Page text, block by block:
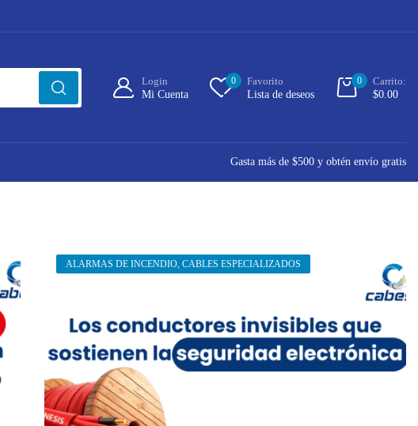
Login
Mi Cuenta
0
Favorito
Lista de deseos
0
Carrito:
$0.00
Gasta más de $500 y obtén envío gratis
ALARMAS DE INCENDIO, CABLES ESPECIALIZADOS